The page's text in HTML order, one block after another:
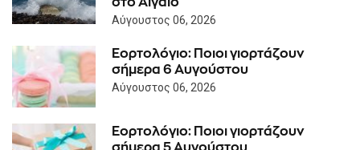
Αύγουστος 06, 2026
Εορτολόγιο: Ποιοι γιορτάζουν
σήμερα 6 Αυγούστου
Αύγουστος 06, 2026
Εορτολόγιο: Ποιοι γιορτάζουν
σήμερα 5 Αυγούστου